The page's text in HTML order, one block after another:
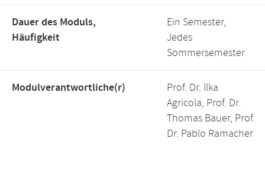
Dauer des Moduls,
Häufigkeit
Ein Semester,
Jedes
Sommersemester
Modulverantwortliche(r)
Prof. Dr. Ilka
Agricola, Prof. Dr.
Thomas Bauer, Prof.
Dr. Pablo Ramacher